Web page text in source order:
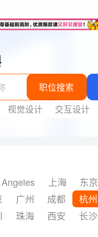
职位搜索
视觉设计 交互设计
上海
东京
广州 成都
杭州
珠海 西安
长沙